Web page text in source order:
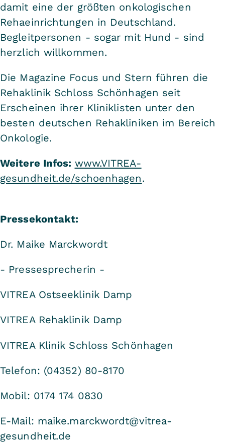
damit eine der größten onkologischen
Rehaeinrichtungen in Deutschland.
Begleitpersonen - sogar mit Hund - sind
herzlich willkommen.
Die Magazine Focus und Stern führen die
Rehaklinik Schloss Schönhagen seit
Erscheinen ihrer Kliniklisten unter den
besten deutschen Rehakliniken im Bereich
Onkologie.
Weitere Infos: www.VITREA-
gesundheit.de/schoenhagen.
Pressekontakt:
Dr. Maike Marckwordt
- Pressesprecherin -
VITREA Ostseeklinik Damp
VITREA Rehaklinik Damp
VITREA Klinik Schloss Schönhagen
Telefon: (04352) 80-8170
Mobil: 0174 174 0830
E-Mail: maike.marckwordt@vitrea-
gesundheit.de